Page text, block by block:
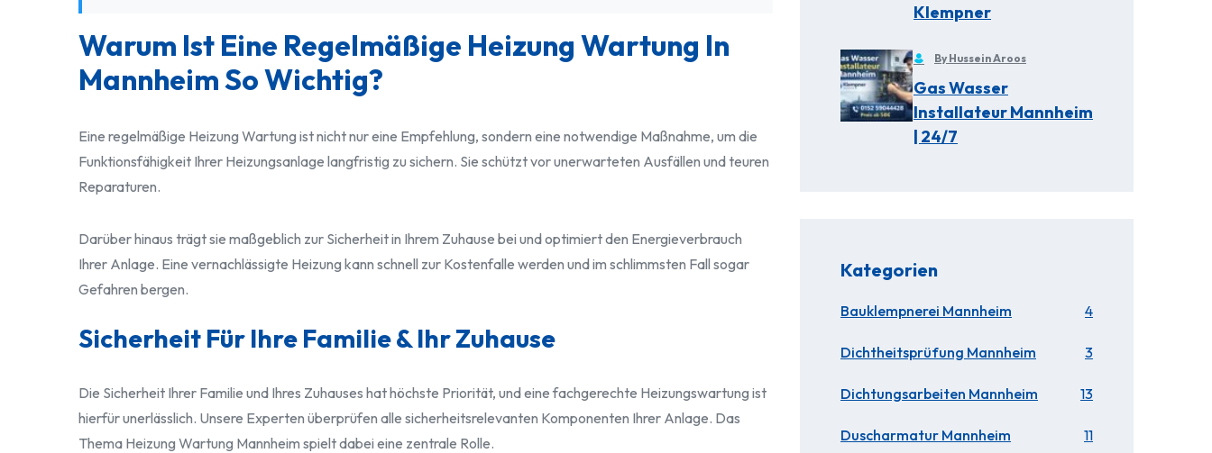
Warum Ist Eine Regelmäßige Heizung Wartung In
Mannheim So Wichtig?
Eine regelmäßige Heizung Wartung ist nicht nur eine Empfehlung, sondern eine notwendige Maßnahme, um die
Funktionsfähigkeit Ihrer Heizungsanlage langfristig zu sichern. Sie schützt vor unerwarteten Ausfällen und teuren
Reparaturen.
Darüber hinaus trägt sie maßgeblich zur Sicherheit in Ihrem Zuhause bei und optimiert den Energieverbrauch
Ihrer Anlage. Eine vernachlässigte Heizung kann schnell zur Kostenfalle werden und im schlimmsten Fall sogar
Gefahren bergen.
Sicherheit Für Ihre Familie & Ihr Zuhause
Die Sicherheit Ihrer Familie und Ihres Zuhauses hat höchste Priorität, und eine fachgerechte Heizungswartung ist
hierfür unerlässlich. Unsere Experten überprüfen alle sicherheitsrelevanten Komponenten Ihrer Anlage. Das
Thema Heizung Wartung Mannheim spielt dabei eine zentrale Rolle.
Klempner
By Hussein Aroos
Gas Wasser
Installateur Mannheim
| 24/7
Kategorien
Bauklempnerei Mannheim 4
Dichtheitsprüfung Mannheim 3
Dichtungsarbeiten Mannheim 13
Duscharmatur Mannheim 11